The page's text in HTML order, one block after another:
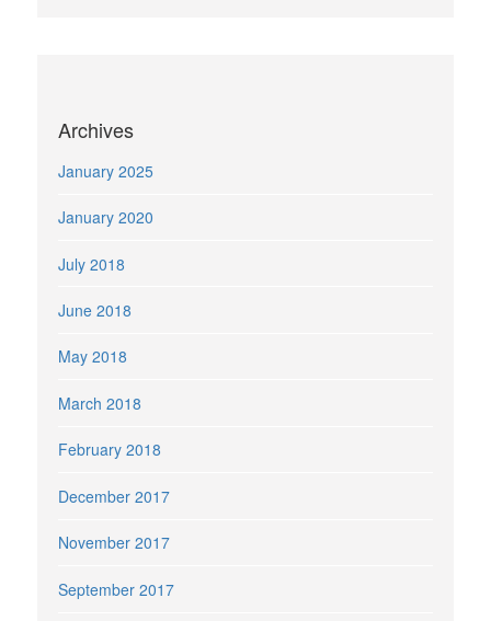
Archives
January 2025
January 2020
July 2018
June 2018
May 2018
March 2018
February 2018
December 2017
November 2017
September 2017